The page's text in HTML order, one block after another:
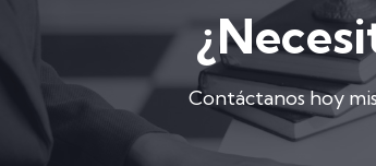
Contáctanos hoy